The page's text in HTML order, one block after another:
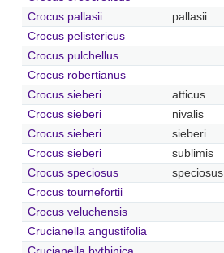
Crocus pallasii
pallasii
Crocus pelistericus
Crocus pulchellus
Crocus robertianus
Crocus sieberi
atticus
Crocus sieberi
nivalis
Crocus sieberi
sieberi
Crocus sieberi
sublimis
Crocus speciosus
speciosus
Crocus tournefortii
Crocus veluchensis
Crucianella angustifolia